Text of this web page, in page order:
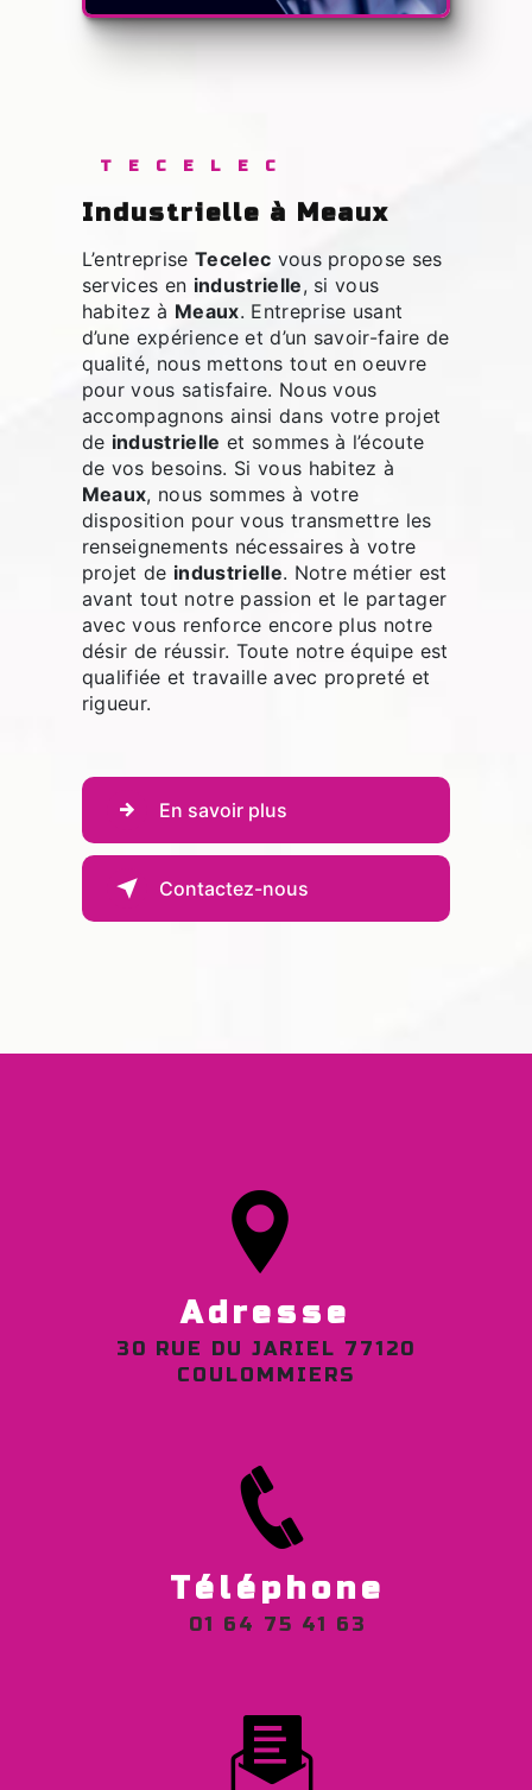
TECELEC
industrielle à Meaux
L’entreprise Tecelec vous propose ses
services en industrielle, si vous
habitez à Meaux. Entreprise usant
d’une expérience et d’un savoir-faire de
qualité, nous mettons tout en oeuvre
pour vous satisfaire. Nous vous
accompagnons ainsi dans votre projet
de industrielle et sommes à l’écoute
de vos besoins. Si vous habitez à
Meaux, nous sommes à votre
disposition pour vous transmettre les
renseignements nécessaires à votre
projet de industrielle. Notre métier est
avant tout notre passion et le partager
avec vous renforce encore plus notre
désir de réussir. Toute notre équipe est
qualifiée et travaille avec propreté et
rigueur.
En savoir plus
Contactez-nous
Adresse
30 RUE DU JARIEL 77120
COULOMMIERS
Téléphone
01 64 75 41 63